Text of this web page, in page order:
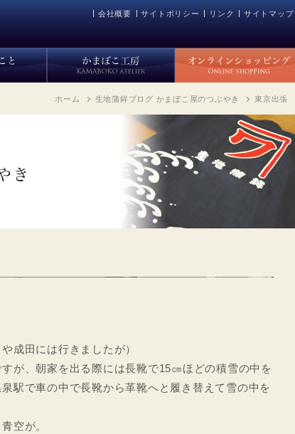
会社概要 サイトポリシー リンク サイトマップ
ホーム 生地蒲鉾ブログ かまぼこ屋のつぶやき 東京出張
成田には行きましたが）
が、朝家を出る際には長靴で15㎝ほどの積雪の中を
駅で車の中で長靴から革靴へと履き替えて雪の中を
空が。